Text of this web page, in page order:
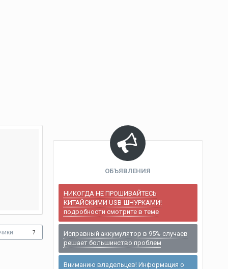
7
ОБЪЯВЛЕНИЯ
НИКОГДА НЕ ПРОШИВАЙТЕСЬ
КИТАЙСКИМИ USB-ШНУРКАМИ!
подробности смотрите в теме
Исправный аккумулятор в 95% случаев
решает большинство проблем
Вниманию владельцев! Информация о